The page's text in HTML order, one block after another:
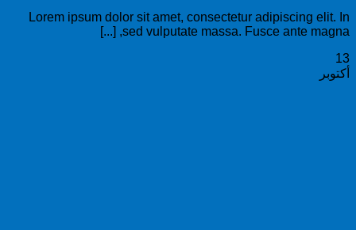
Lorem ipsum dolor sit amet, consectetur adipiscing elit. In
sed vulputate massa. Fusce ante magna, [...]
13
أكتوبر